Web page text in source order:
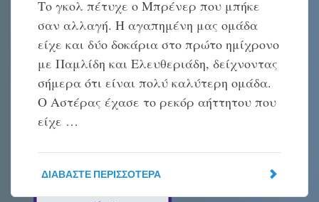
Το γκολ πέτυχε ο Μπρένερ που μπήκε
σαν αλλαγή. Η αγαπημένη μας ομάδα
είχε και δύο δοκάρια στο πρώτο ημίχρονο
με Παμλίδη και Ελευθεριάδη, δείχνοντας
σήμερα ότι είναι πολύ καλύτερη ομάδα.
Ο Αστέρας έχασε το ρεκόρ αήττητου που
είχε …
ΔΙΑΒΆΣΤΕ ΠΕΡΙΣΣΌΤΕΡΑ